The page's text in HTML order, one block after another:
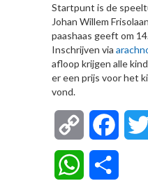
Startpunt is de
Johan Willem
paashaas geeft om
Inschrijven via
afloop krijgen alle
er een prijs voor het
vond.
Copy
Link
WhatsApp